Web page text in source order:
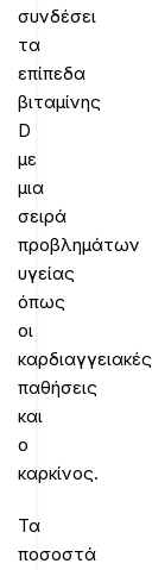
συνδέσει
τα
επίπεδα
βιταμίνης
D
με
μια
σειρά
προβλημάτων
υγείας
όπως
οι
καρδιαγγειακές
παθήσεις
και
ο
καρκίνος.
Τα
ποσοστά